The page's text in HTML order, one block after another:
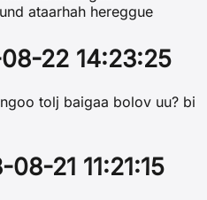
ataarhah hereggue
22 14:23:25
tolj baigaa bolov uu? bi
08-21 11:21:15